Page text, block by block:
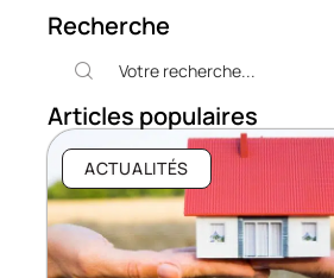
Recherche
Articles populaires
ACTUALITÉS